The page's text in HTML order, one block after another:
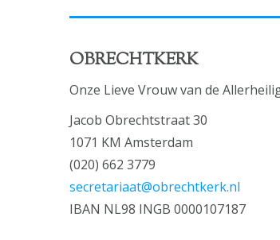
OBRECHTKERK
Onze Lieve Vrouw van de
Jacob Obrechtstraat 30
1071 KM Amsterdam
(020) 662 3779
secretariaat@obrechtkerk.nl
IBAN NL98 INGB 0000107187